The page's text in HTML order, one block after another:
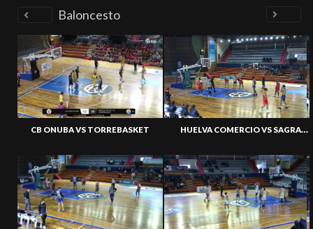
Baloncesto
CB ONUBA VS TORREBASKET HUELVA COMERCIO VS SAGRADO CÁCERES